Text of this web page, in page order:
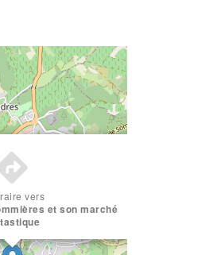
vers
et son marché